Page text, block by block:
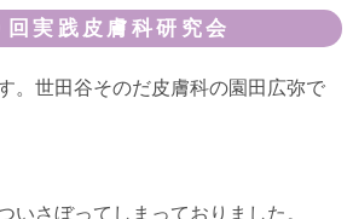
回実践皮膚科研究会
。世田谷そのだ皮膚科の園田広弥で
いさぼってしまっておりました。